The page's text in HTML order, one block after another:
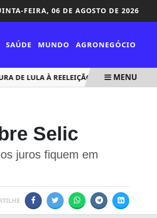
FEIRA, 06 DE AGOSTO DE 2026
SAÚDE MUNDO AGRONEGÓCIO
LULA À REELEIÇÃO BRASILMENU
Selic
juros fiquem em